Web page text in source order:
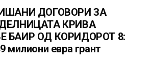
ДОГОВОРИ ЗА
КРИВА
БАИР ОД КОРИДОРОТ 8:
милиони евра грант